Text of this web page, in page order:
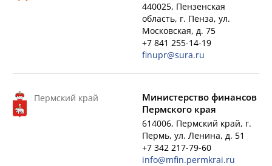
440025, Пензенская
область, г. Пенза, ул.
Московская, д. 75
+7 841 255-14-19
finupr@sura.ru
Пермский край
Министерство финансов
Пермского края
614006, Пермский край, г.
Пермь, ул. Ленина, д. 51
+7 342 217-79-60
info@mfin.permkrai.ru